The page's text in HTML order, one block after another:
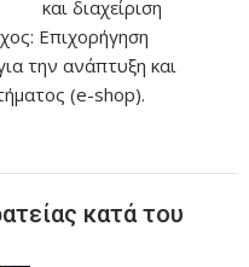
και διαχείριση
Επιχορήγηση
την ανάπτυξη και
(e-shop).
κατά του